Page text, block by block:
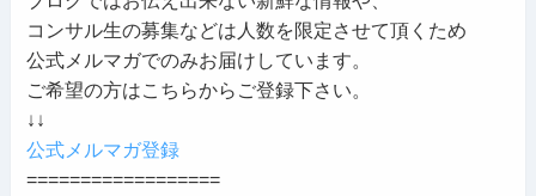
コンサル生の募集などは人数を限定させて頂くため
公式メルマガでのみお届けしています。
ご希望の方はこちらからご登録下さい。
↓↓
公式メルマガ登録
==================